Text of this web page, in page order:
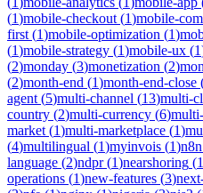
(1)mobile-checkout (1)mobile-
first (1)mobile-optimization (1)
(1)mobile-strategy (1)mobile-ux (1
(2)monday (3)monetization (2)
(2)month-end (1)month-end-close
agent (5)multi-channel (13)multi-
country (2)multi-currency (6)
market (1)multi-marketplace (1)
(4)multilingual (1)myinvois (1)n8n
language (2)ndpr(1)nearshoring (1
operations (1)new-features (3)